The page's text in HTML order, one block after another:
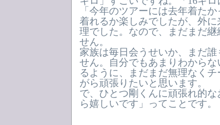
「今年のツアーには去年着た
着れるか楽しみでしたが、外
理でした。なので、まだまだ
せん。
家族は毎日会うせいか、まだ
せん。自分でもあまりわから
るように、まだまだ無理なく
がら頑張りたいと思います。
で、ひとつ剛くんに頑張れ的
ら嬉しいです」ってことです。